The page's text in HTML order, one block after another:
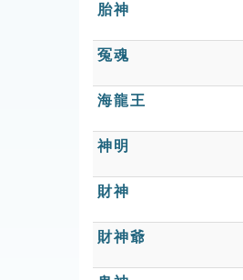
胎神
冤魂
海龍王
神明
財神
財神爺